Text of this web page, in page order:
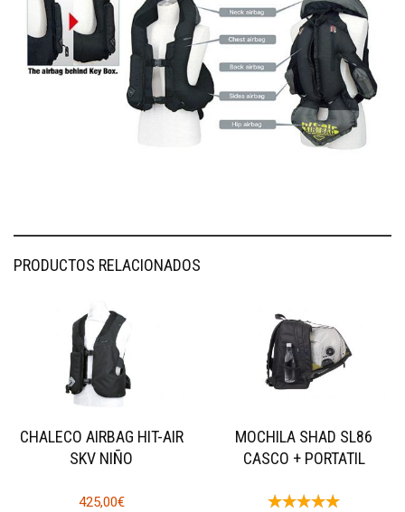
PRODUCTOS RELACIONADOS
CHALECO AIRBAG HIT-AIR
SKV NIÑO
425,00€
MOCHILA SHAD SL86
CASCO + PORTATIL